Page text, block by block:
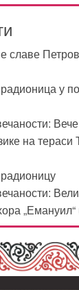
славе
у
на тераси